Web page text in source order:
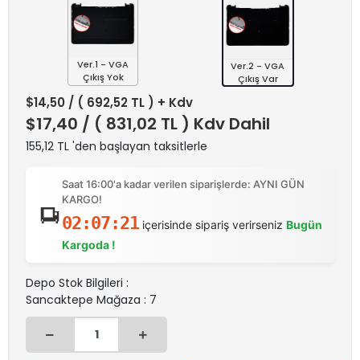
Ver.1 - VGA
Çıkış Yok
Ver.2 - VGA
Çıkış Var
$14,50 / ( 692,52 TL ) + Kdv
$17,40 / ( 831,02 TL ) Kdv Dahil
155,12 TL 'den başlayan taksitlerle
Saat 16:00'a kadar verilen siparişlerde: AYNI GÜN
KARGO!
02:07:21içerisinde sipariş verirseniz Bugün
Kargoda !
Depo Stok Bilgileri :
Sancaktepe Mağaza : 7